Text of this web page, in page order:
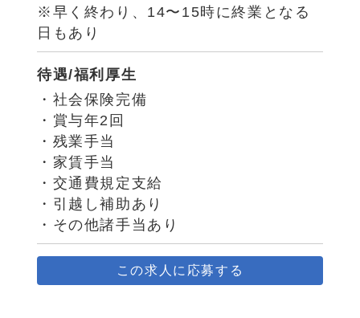
※早く終わり、14〜15時に終業となる
日もあり
待遇/福利厚生
・社会保険完備
・賞与年2回
・残業手当
・家賃手当
・交通費規定支給
・引越し補助あり
・その他諸手当あり
この求人に応募する